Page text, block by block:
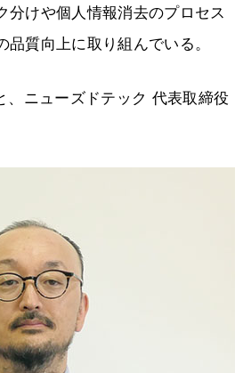
分けや個人情報消去のプロセス
質向上に取り組んでいる。
、ニューズドテック 代表取締役